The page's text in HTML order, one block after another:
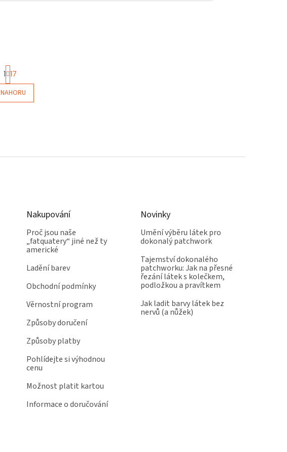
O
v
í
S
t
r
á
n
í
1 17
NAHORU
Nakupování
Proč jsou naše
„fatquatery“ jiné než ty
americké
Ladění barev
Obchodní podmínky
Věrnostní program
Způsoby doručení
Způsoby platby
Pohlídejte si výhodnou
cenu
Možnost platit kartou
Informace o doručování
Novinky
Umění výběru látek pro
dokonalý patchwork
Tajemství dokonalého
patchworku: Jak na přesné
řezání látek s kolečkem,
podložkou a pravítkem
Jak ladit barvy látek bez
nervů (a nůžek)